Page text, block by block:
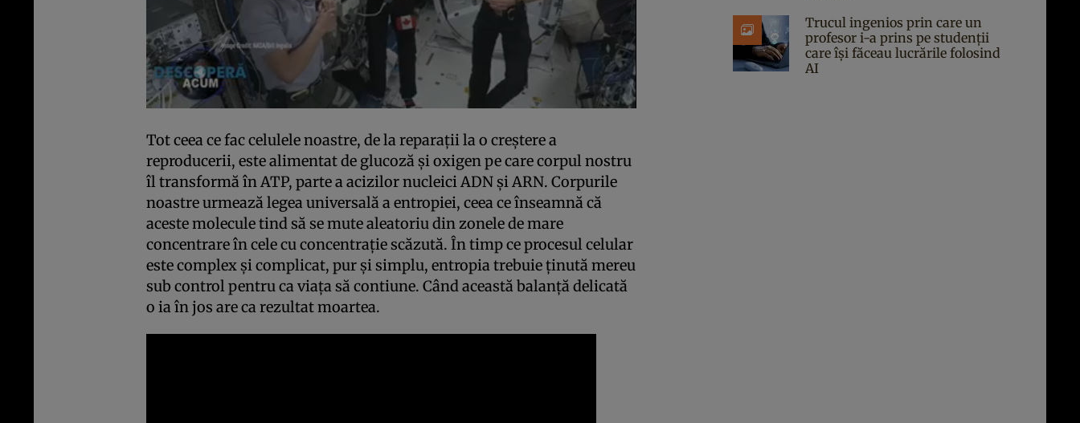
Tot ceea ce fac celulele noastre, de la reparaţii la o creştere a
reproducerii, este alimentat de glucoză şi oxigen pe care corpul nostru
îl transformă în ATP, parte a acizilor nucleici ADN şi ARN. Corpurile
noastre urmează legea universală a entropiei, ceea ce înseamnă că
aceste molecule tind să se mute aleatoriu din zonele de mare
concentrare în cele cu concentraţie scăzută. În timp ce procesul celular
este complex şi complicat, pur şi simplu, entropia trebuie ţinută mereu
sub control pentru ca viaţa să contiune. Când această balanţă delicată
o ia în jos are ca rezultat moartea.
Trucul ingenios prin care un
profesor i-a prins pe studenții
care își făceau lucrările folosind
AI